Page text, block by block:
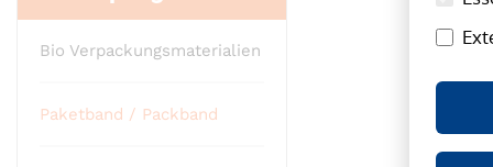
Bio Verpackungsmaterialien
Paketband / Packband